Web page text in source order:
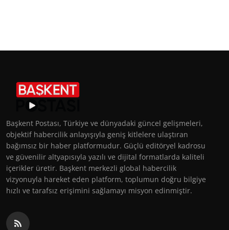
Başkent Postası, Türkiye ve dünyadaki güncel gelişmeleri,
objektif habercilik anlayışıyla geniş kitlelere ulaştıran
bağımsız bir haber platformudur. Güçlü editöryel kadrosu
ve güvenilir altyapısıyla yazılı ve dijital formatlarda kaliteli
içerikler üretir. Başkent merkezli global habercilik
vizyonuyla hareket eden platform, toplumun doğru bilgiye
hızlı ve tarafsız erişimini sağlamayı misyon edinmiştir.